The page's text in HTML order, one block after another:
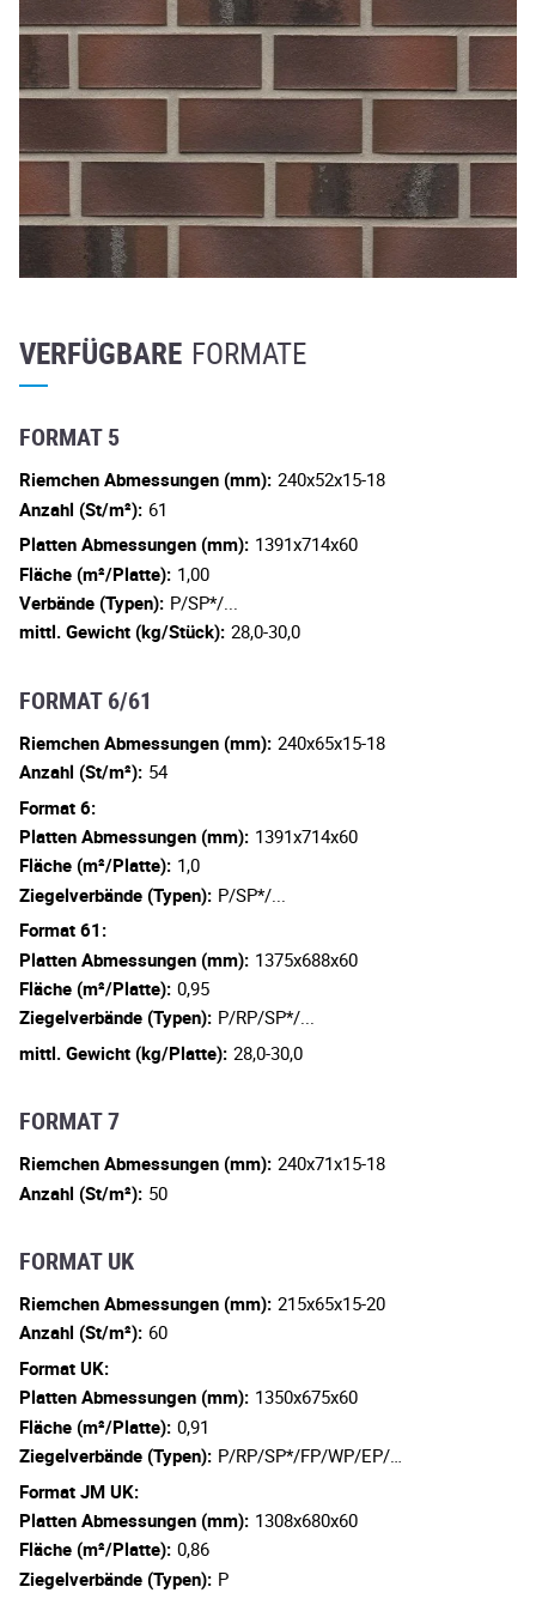
VERFÜGBARE FORMATE
FORMAT 5
Riemchen Abmessungen (mm): 240x52x15-18
Anzahl (St/m²): 61
Platten Abmessungen (mm): 1391x714x60
Fläche (m²/Platte): 1,00
Verbände (Typen): P/SP*/...
mittl. Gewicht (kg/Stück): 28,0-30,0
FORMAT 6/61
Riemchen Abmessungen (mm): 240x65x15-18
Anzahl (St/m²): 54
Format 6:
Platten Abmessungen (mm): 1391x714x60
Fläche (m²/Platte): 1,0
Ziegelverbände (Typen): P/SP*/...
Format 61:
Platten Abmessungen (mm): 1375x688x60
Fläche (m²/Platte): 0,95
Ziegelverbände (Typen): P/RP/SP*/...
mittl. Gewicht (kg/Platte): 28,0-30,0
FORMAT 7
Riemchen Abmessungen (mm): 240x71x15-18
Anzahl (St/m²): 50
FORMAT UK
Riemchen Abmessungen (mm): 215x65x15-20
Anzahl (St/m²): 60
Format UK:
Platten Abmessungen (mm): 1350x675x60
Fläche (m²/Platte): 0,91
Ziegelverbände (Typen): P/RP/SP*/FP/WP/EP/…
Format JM UK:
Platten Abmessungen (mm): 1308x680x60
Fläche (m²/Platte): 0,86
Ziegelverbände (Typen): P